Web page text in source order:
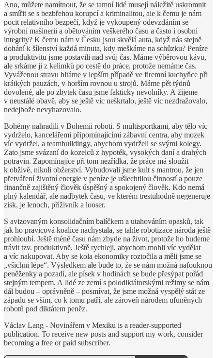
Ano, můžete namítnout, že se tamní lidé musejí náležitě uskromnit
a smířit se s bezbřehou korupcí a kriminalitou, ale k čemu je nám
pocit relativního bezpečí, když je vykoupený odevzdáním se
výrobní mašinerii a obětováním veškerého času a často i osobní
integrity? K čemu nám v Česku jsou skvělá auta, když nás stejně
dohání k šílenství každá minuta, kdy meškáme na schůzku? Peníze
a produktivitu jsme postavili nad svůj čas. Máme výběrovou kávu,
ale srkáme ji z kelímků po cestě do práce, protože nemáme čas.
Vyváženou stravu hltáme v lepším případě ve firemní kuchyňce při
krátkých pauzách, v horším rovnou u strojů. Máme pět týdnů
dovolené, ale po zbytek času jsme fakticky nevolníky. A žijeme
v neustálé obavě, aby se ještě víc neškrtalo, ještě víc nezdražovalo,
nedejbože nevyhazovalo.
Bohémy nahradili v Bohemii roboti. S multisportkami, aby tělo víc
vydrželo, kancelářemi připomínajícími zábavní centra, aby mozek
víc vydržel, a teambuildingy, abychom vydrželi se svými kolegy.
Zato jsme svázaní do kozelců z hypoték, vysokých daní a drahých
potravin. Zapomínajíce při tom nezřídka, že práce má sloužit
k obživě, nikoli obžerství. Vybudovali jsme kult s mantrou, že jen
přetváření životní energie v peníze je ušlechtilou činností a pouze
finančně zajištěný člověk úspěšný a spokojený člověk. Kdo nemá
plný kalendář, ale nadbytek času, ve kterém trestuhodně negeneruje
zisk, je lenoch, příživník a looser.
S avizovaným konsolidačním balíčkem a utahováním opasků, tak
jak ho pravicová koalice nachystala, se tahle robotizace národa ještě
prohloubí. Ještě méně času nám zbyde na život, protože ho budeme
trávit tzv. produktivně. Ještě rychleji, abychom mohli víc vydělat
a víc nakupovat. Aby se kola ekonomiky roztočila a měli jsme se
„všichni lépe“. Výsledkem ale bude to, že se nám možná nafouknou
peněženky a pozadí, ale písek v hodinách se bude přesýpat pořád
stejným tempem. A lidé ze zemí s polodiktátorskými režimy se nám
dál budou – oprávněně – posmívat, že jsme možná vyspělý stát ze
západu se vším, co k tomu patří, ale zároveň národem ufuněných
robotů pod diktátem peněz.
Václav Lang - Novinářem v Mexiku is a reader-supported
publication. To receive new posts and support my work, consider
becoming a free or paid subscriber.